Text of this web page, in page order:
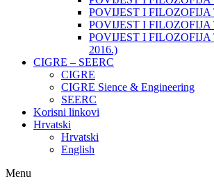
POVIJEST I
POVIJEST I
POVIJEST I
2016.)
CIGRE – SEERC
CIGRE
CIGRE Sience & Engineering
SEERC
Korisni linkovi
Hrvatski
Hrvatski
English
Menu